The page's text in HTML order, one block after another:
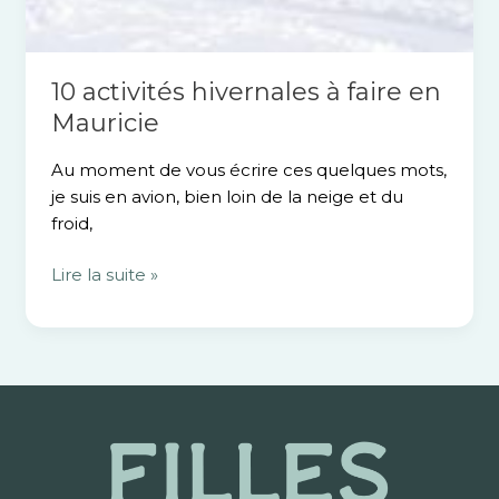
10 activités hivernales à faire en
Mauricie
Au moment de vous écrire ces quelques mots,
je suis en avion, bien loin de la neige et du
froid,
Lire la suite »